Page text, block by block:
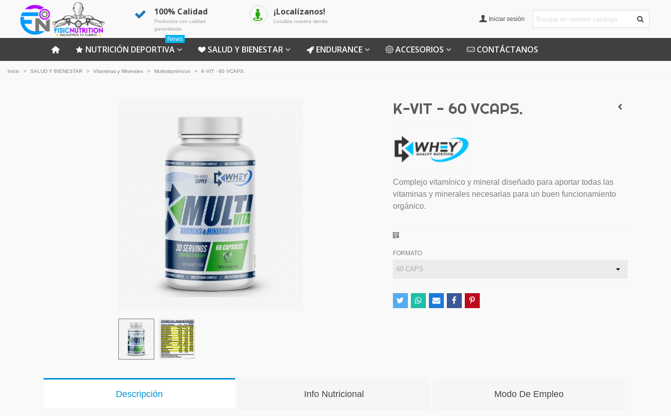
100% Calidad
Productos con calidad
garantizada
¡Localízanos!
Localiza nuestra tienda Iniciar sesión
NUTRICIÓN DEPORTIVA
News
SALUD Y BIENESTAR ENDURANCE ACCESORIOS CONTÁCTANOS
Inicio > SALUD Y BIENESTAR > Vitaminas y Minerales > Multivitamínicos > K-VIT - 60 VCAPS.
K-VIT - 60 VCAPS.
Complejo vitamínico y mineral diseñado para aportar todas las
vitaminas y minerales necesarias para un buen funcionamiento
orgánico.
FORMATO
Descripción Info Nutricional Modo De Empleo